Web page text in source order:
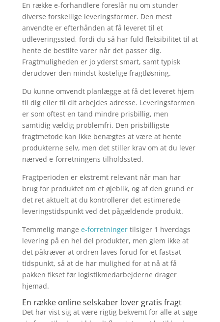
En række e-forhandlere foreslår nu om stunder
diverse forskellige leveringsformer. Den mest
anvendte er efterhånden at få leveret til et
udleveringssted, fordi du så har fuld fleksibilitet til at
hente de bestilte varer når det passer dig.
Fragtmuligheden er jo yderst smart, samt typisk
derudover den mindst kostelige fragtløsning.
Du kunne omvendt planlægge at få det leveret hjem
til dig eller til dit arbejdes adresse. Leveringsformen
er som oftest en tand mindre prisbillig, men
samtidig vældig problemfri. Den prisbilligste
fragtmetode kan ikke benægtes at være at hente
produkterne selv, men det stiller krav om at du lever
nærved e-forretningens tilholdssted.
Fragtperioden er ekstremt relevant når man har
brug for produktet om et øjeblik, og af den grund er
det ret aktuelt at du kontrollerer det estimerede
leveringstidspunkt ved det pågældende produkt.
Temmelig mange e-forretningertilsiger 1 hverdags
levering på en hel del produkter, men glem ikke at
det påkræver at ordren laves forud for et fastsat
tidspunkt, så at de har mulighed for at nå at få
pakken fikset før logistikmedarbejderne drager
hjemad.
En række online selskaber lover gratis fragt
Det har vist sig at være rigtig bekvemt for alle at søge